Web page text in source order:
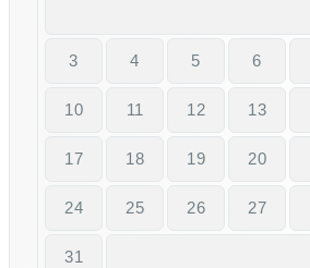
3 4 5 6
10 11 12 13
17 18 19 20
24 25 26 27
31